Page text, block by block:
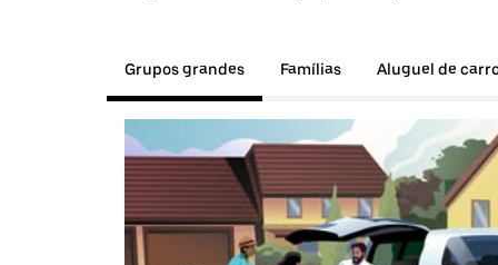
Grupos grandes Famílias Aluguel de